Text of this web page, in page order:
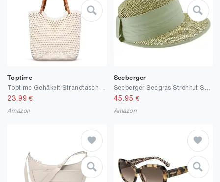
Toptime
23.99 €
Amazon
Seeberger
45.95 €
Amazon